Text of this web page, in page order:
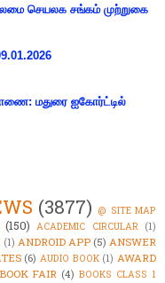
செயலக சங்கம் முற்றுகை
மதுரை ஐகோர்ட்டில்
(3877) @ SITE MAP
(150) ACADEMIC CIRCULAR (1)
(1) ANDROID APP (5) ANSWER
(6) AUDIO BOOK (1) AWARD
BOOK FAIR (4) BOOKS CLASS 1